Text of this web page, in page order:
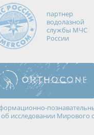
партнер
водолазной
службы МЧС
России
об исследовании Мирового